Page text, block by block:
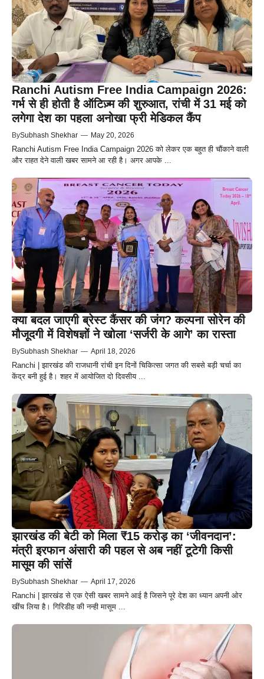
Ranchi Autism Free India Campaign 2026:
गर्भ से ही होती है ऑटिज़्म की शुरुआत, रांची में 31 मई को
लगेगा देश का पहला अनोखा फ्री मेडिकल कैंप
BySubhash Shekhar — May 20, 2026
Ranchi Autism Free India Campaign 2026 को लेकर एक बहुत ही चौंकाने वाली
और राहत देने वाली खबर सामने आ रही है। अगर आपके ...
क्या बदल जाएगी ब्रेस्ट कैंसर की जंग? कल्पना सोरेन की
मौजूदगी में विशेषज्ञों ने खोला ‘सर्जरी के आगे’ का रास्ता
BySubhash Shekhar — April 18, 2026
Ranchi | झारखंड की राजधानी रांची इन दिनों चिकित्सा जगत की सबसे बड़ी चर्चा का
केंद्र बनी हुई है। शहर में आयोजित दो दिवसीय ...
झारखंड की बेटी को मिला ₹15 करोड़ का ‘जीवनदान’:
मंत्री इरफान अंसारी की पहल से अब नहीं टूटेगी किसी
मासूम की सांसें
BySubhash Shekhar — April 17, 2026
Ranchi | झारखंड से एक ऐसी खबर सामने आई है जिसने पूरे देश का ध्यान अपनी ओर
खींच लिया है। गिरिडीह की नन्ही मासूम ...